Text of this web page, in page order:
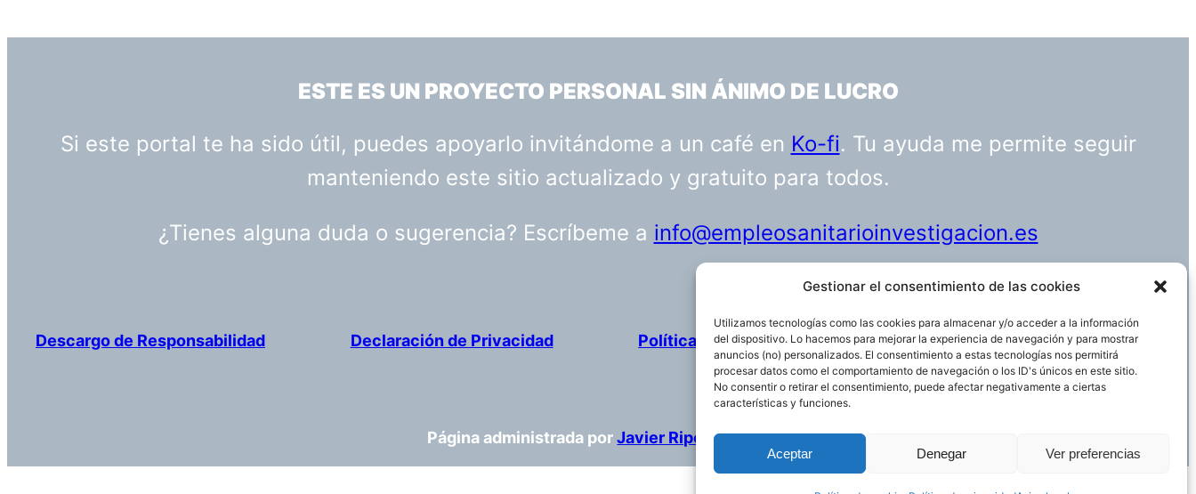
Gestionar el consentimiento de las cookies
Utilizamos tecnologías como las cookies para almacenar y/o acceder a la información
del dispositivo. Lo hacemos para mejorar la experiencia de navegación y para mostrar
anuncios (no) personalizados. El consentimiento a estas tecnologías nos permitirá
procesar datos como el comportamiento de navegación o los ID's únicos en este sitio.
No consentir o retirar el consentimiento, puede afectar negativamente a ciertas
características y funciones.
Aceptar Denegar Ver preferencias
ESTE ES UN PROYECTO PERSONAL SIN ÁNIMO DE LUCRO
Si este portal te ha sido útil, puedes apoyarlo invitándome a un café en Ko-fi. Tu ayuda me permite seguir
manteniendo este sitio actualizado y gratuito para todos.
¿Tienes alguna duda o sugerencia? Escríbeme a info@empleosanitarioinvestigacion.es
Descargo de Responsabilidad Declaración de Privacidad Política de cookies Funciona gracias aWordPress
Página administrada porJavier Ripoll